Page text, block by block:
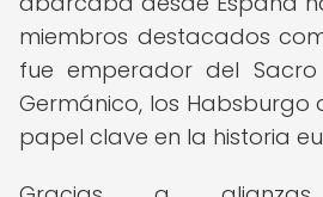
miembros destacados
fue emperador del Sacro
Germánico, los Habsburgo
papel clave en la historia